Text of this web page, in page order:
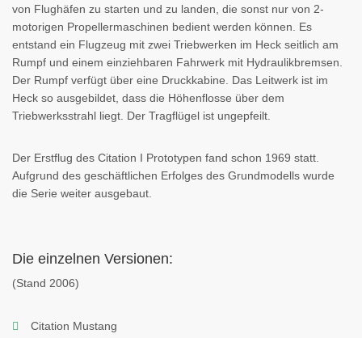
von Flughäfen zu starten und zu landen, die sonst nur von 2-
motorigen Propellermaschinen bedient werden können. Es
entstand ein Flugzeug mit zwei Triebwerken im Heck seitlich am
Rumpf und einem einziehbaren Fahrwerk mit Hydraulikbremsen.
Der Rumpf verfügt über eine Druckkabine. Das Leitwerk ist im
Heck so ausgebildet, dass die Höhenflosse über dem
Triebwerksstrahl liegt. Der Tragflügel ist ungepfeilt.
Der Erstflug des Citation I Prototypen fand schon 1969 statt.
Aufgrund des geschäftlichen Erfolges des Grundmodells wurde
die Serie weiter ausgebaut.
Die einzelnen Versionen:
(Stand 2006)
Citation Mustang